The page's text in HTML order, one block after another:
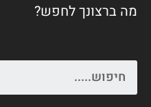
מה ברצונך לחפש?